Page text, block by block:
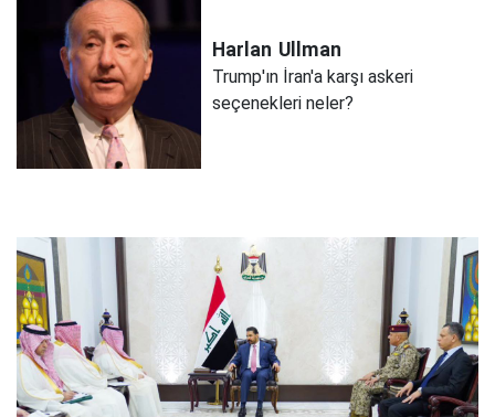
Harlan Ullman
Trump'ın İran'a karşı askeri
seçenekleri neler?